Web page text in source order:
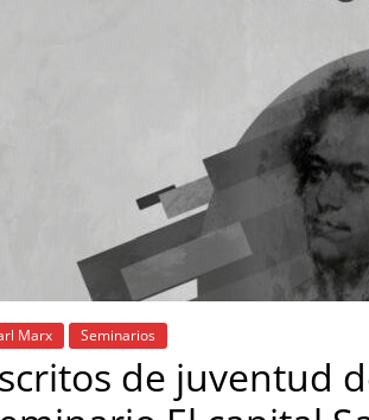
Marx Seminarios
de juventud